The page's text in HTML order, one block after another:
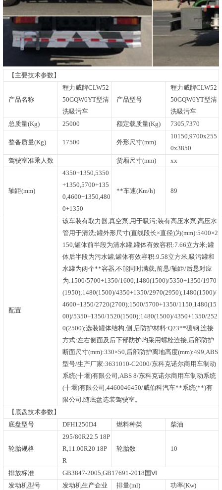
【主要技术参数】
产品名称
程力威牌CLW52
50GQW6YT型清
洗吸污车
产品型号
程力威牌CLW52
50GQW6YT型清
洗吸污车
总质量(Kg)
25000 额定载质量(Kg) 7305,7370
整备质量(Kg) 17500 外形尺寸(mm)
10150,9700x255
0x3850
驾驶室准乘人数
货厢尺寸(mm) xx
轴距(mm)
4350+1350,5350
+1350,5700+135
0,4600+1350,480
0+1350
**车速(Km/h) 89
配置
该车装有取力器,真空泵,用于吸污;装有高压水泵,高压水
管用于清洗;罐外形尺寸(直线段长×直径)为(mm):5400×2
150,罐体前半段为清水罐,罐体有效容积:7.66立方米;罐
体后半段为污水罐,罐体有效容积:9.58立方米,吸污罐和
水罐为两个**容器,不能同时满载;前悬/轴距/后悬对应
为:1500/5700+1350/1600;1480(1500)/5350+1350/1970
(1950);1480(1500)/4350+1350/2970(2950);1480(1500)/
4600+1350/2720(2700);1500/5700+1350/1150,1480(15
00)/5350+1350/1520(1500);1480(1500)/4350+1350/252
0(2500);选装罐体结构,侧,后防护材料:Q23**碳钢,连接
方式:左右侧面及后下部防护均采用螺栓连接,后部防护
断面尺寸(mm):330×50,后部防护离地高度(mm):499,ABS
型号/生产厂家:3631010-C2000/东科克诺尔商用车制动
系统(十堰)有限公司,ABS 8/东科克诺尔商用车制动系统
(十堰)有限公司,4460046450/威伯科汽车**系统(**)有
限公司.随底盘选装驾驶室。
【底盘技术参数】
底盘型号
DFH1250D4 燃料种类 柴油
轮胎规格
295/80R22.5 18P
R,11.00R20 18P
R
轮胎数 10
排放标准
GB3847-2005,GB17691-2018国Ⅵ
发动机型号
发动机生产企业 排量(ml) 功率(Kw)